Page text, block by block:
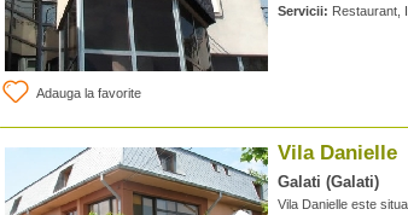
Adauga la favorite
Servicii: Restaurant,
Vila Danielle
Galati (Galati)
Vila Danielle este